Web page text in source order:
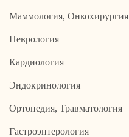
Маммология, Онкохирургия
Неврология
Кардиология
Эндокринология
Ортопедия, Травматология
Гастроэнтерология